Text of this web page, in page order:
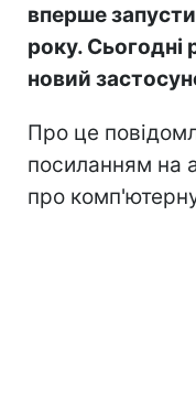
вперше
року. Сьогодні
новий
Про це
посиланням на
про